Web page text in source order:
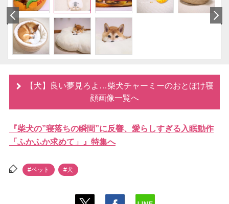
【犬】良い夢見ろよ…柴犬チャーミーのおとぼけ寝
顔画像一覧へ
『柴犬の”寝落ちの瞬間”に反響、愛らしすぎる入眠動作
「ふかふか求めて」』特集へ
#ペット #犬